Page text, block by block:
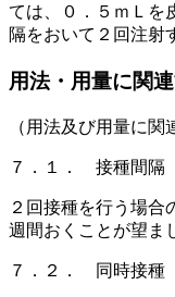
ては、０．５ｍＬを
隔をおいて２回注射
用法・用量に関
（用法及び用量に関
７．１． 接種間隔
２回接種を行う場合
週間おくことが望ま
７．２． 同時接種